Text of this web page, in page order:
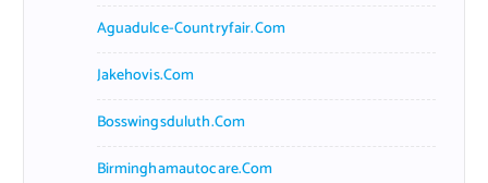
Aguadulce-Countryfair.com
Jakehovis.com
Bosswingsduluth.com
Birminghamautocare.com